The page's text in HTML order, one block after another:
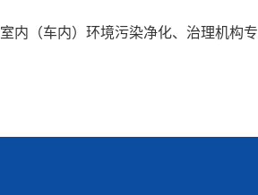
室内（车内）环境污染净化、治理机构